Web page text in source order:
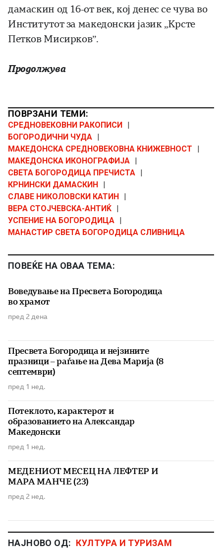
дамаскин од 16-от век, кој денес се чува во
Институтот за македонски јазик „Крсте
Петков Мисирков”.
Продолжува
ПОВРЗАНИ ТЕМИ:
СРЕДНОВЕКОВНИ РАКОПИСИ |
БОГОРОДИЧНИ ЧУДА |
МАКЕДОНСКА СРЕДНОВЕКОВНА КНИЖЕВНОСТ
|
МАКЕДОНСКА ИКОНОГРАФИЈА |
СВЕТА БОГОРОДИЦА ПРЕЧИСТА |
КРНИНСКИ ДАМАСКИН |
СЛАВЕ НИКОЛОВСКИ КАТИН |
ВЕРА СТОЈЧЕВСКА-АНТИЌ |
УСПЕНИЕ НА БОГОРОДИЦА |
МАНАСТИР СВЕТА БОГОРОДИЦА СЛИВНИЦА
ПОВЕЌЕ НА ОВАА ТЕМА:
Воведување на Пресвета Богородица
во храмот
пред 2 дена
Пресвета Богородица и нејзините
празници – раѓање на Дева Марија (8
септември)
пред 1 нед.
Потеклото, карактерот и
образованието на Александар
Македонски
пред 1 нед.
МЕДЕНИОТ МЕСЕЦ НА ЛЕФТЕР И
МАРА МАНЧЕ (23)
пред 2 нед.
НАЈНОВО ОД: КУЛТУРА И ТУРИЗАМ